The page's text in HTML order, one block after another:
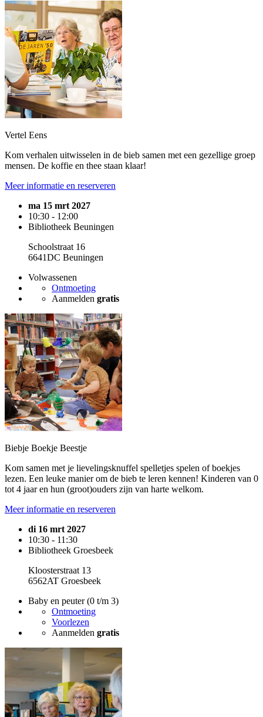
Vertel Eens
Kom verhalen uitwisselen in de bieb samen met een gezellige groep
mensen. De koffie en thee staan klaar!
Meer informatie en reserveren
ma 15 mrt 2027
10:30 - 12:00
Bibliotheek Beuningen
Schoolstraat 16
6641DC Beuningen
Volwassenen
Ontmoeting
Aanmelden gratis
Biebje Boekje Beestje
Kom samen met je lievelingsknuffel spelletjes spelen of boekjes
lezen. Een leuke manier om de bieb te leren kennen! Kinderen van 0
tot 4 jaar en hun (groot)ouders zijn van harte welkom.
Meer informatie en reserveren
di 16 mrt 2027
10:30 - 11:30
Bibliotheek Groesbeek
Kloosterstraat 13
6562AT Groesbeek
Baby en peuter (0 t/m 3)
Ontmoeting
Voorlezen
Aanmelden gratis